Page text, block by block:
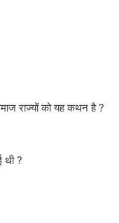
राज्यों को यह कथन है ?
थी ?